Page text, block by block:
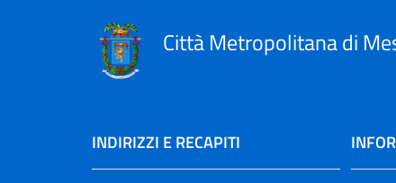
Città Metropolitana di
INDIRIZZI E RECAPITI